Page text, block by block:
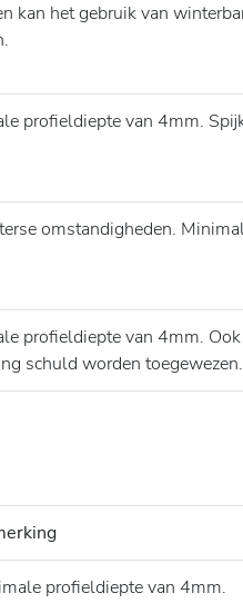
kan het gebruik van
profieldiepte van 4mm.
omstandigheden.
profieldiepte van 4mm.
schuld worden toegewezen.
profieldiepte van 4mm.